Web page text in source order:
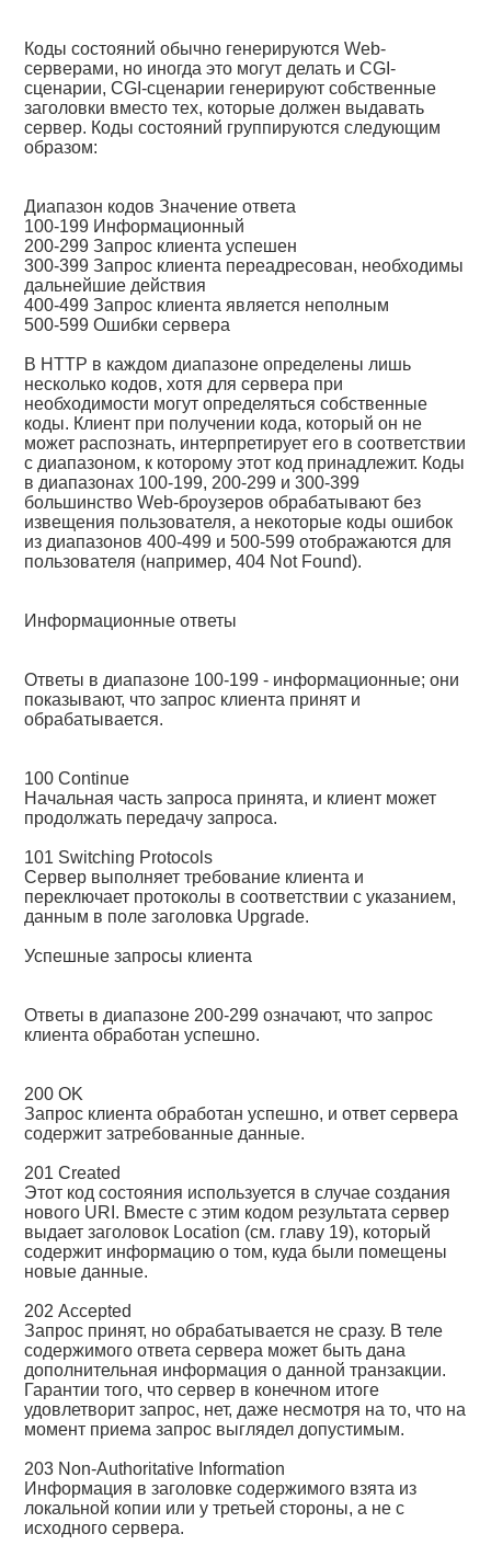
Коды состояний обычно генерируются Web-
серверами, но иногда это могут делать и CGI-
сценарии, CGI-сценарии генерируют собственные
заголовки вместо тех, которые должен выдавать
сервер. Коды состояний группируются следующим
образом:
Диапазон кодов Значение ответа
100-199 Информационный
200-299 Запрос клиента успешен
300-399 Запрос клиента переадресован, необходимы
дальнейшие действия
400-499 Запрос клиента является неполным
500-599 Ошибки сервера
В HTTP в каждом диапазоне определены лишь
несколько кодов, хотя для сервера при
необходимости могут определяться собственные
коды. Клиент при получении кода, который он не
может распознать, интерпретирует его в соответствии
с диапазоном, к которому этот код принадлежит. Коды
в диапазонах 100-199, 200-299 и 300-399
большинство Web-броузеров обрабатывают без
извещения пользователя, а некоторые коды ошибок
из диапазонов 400-499 и 500-599 отображаются для
пользователя (например, 404 Not Found).
Информационные ответы
Ответы в диапазоне 100-199 - информационные; они
показывают, что запрос клиента принят и
обрабатывается.
100 Continue
Начальная часть запроса принята, и клиент может
продолжать передачу запроса.
101 Switching Protocols
Сервер выполняет требование клиента и
переключает протоколы в соответствии с указанием,
данным в поле заголовка Upgrade.
Успешные запросы клиента
Ответы в диапазоне 200-299 означают, что запрос
клиента обработан успешно.
200 OK
Запрос клиента обработан успешно, и ответ сервера
содержит затребованные данные.
201 Created
Этот код состояния используется в случае создания
нового URI. Вместе с этим кодом результата сервер
выдает заголовок Location (см. главу 19), который
содержит информацию о том, куда были помещены
новые данные.
202 Accepted
Запрос принят, но обрабатывается не сразу. В теле
содержимого ответа сервера может быть дана
дополнительная информация о данной транзакции.
Гарантии того, что сервер в конечном итоге
удовлетворит запрос, нет, даже несмотря на то, что на
момент приема запрос выглядел допустимым.
203 Non-Authoritative Information
Информация в заголовке содержимого взята из
локальной копии или у третьей стороны, а не с
исходного сервера.